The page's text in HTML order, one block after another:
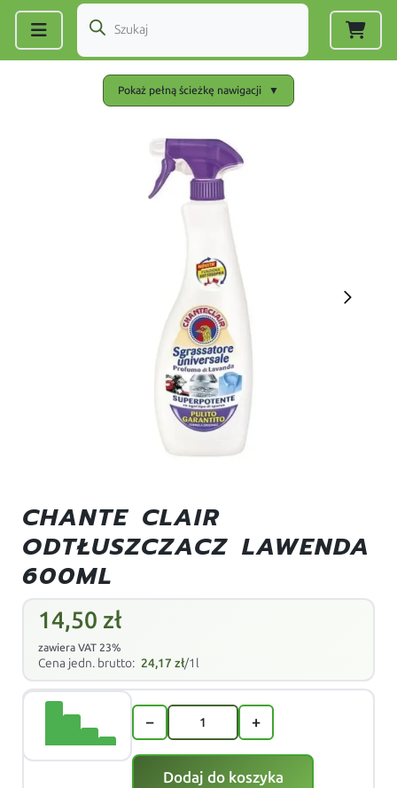
Pokaż pełną ścieżkę nawigacji ▼
CHANTE CLAIR
ODTŁUSZCZACZ LAWENDA
600ML
14,50 zł
zawiera VAT 23%
Cena jedn. brutto: 24,17zł/1l
− +
Dodaj do koszyka